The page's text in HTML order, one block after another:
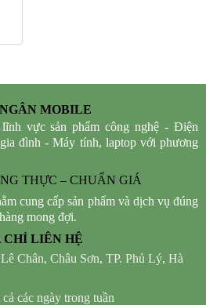
MOBILE
vực sản phẩm công nghệ - Điện
đình - Máy tính, laptop với phương
THỰC – CHUẨN GIÁ
cung cấp sản phẩm và dịch vụ đúng
mong đợi.
LIÊN HỆ
Chân, Châu Sơn, TP. Phủ Lý, Hà
các ngày trong tuần